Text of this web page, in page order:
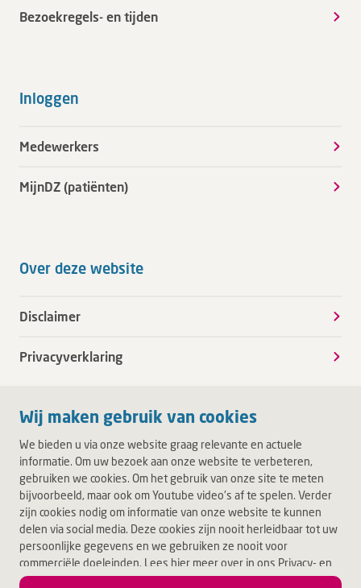
Wij maken gebruik van cookies
We bieden u via onze website graag relevante en actuele
informatie. Om uw bezoek aan onze website te verbeteren,
gebruiken we cookies. Om het gebruik van onze site te meten
bijvoorbeeld, maar ook om Youtube video's af te spelen. Verder
zijn cookies nodig om informatie van onze website te kunnen
delen via social media. Deze cookies zijn nooit herleidbaar tot uw
persoonlijke gegevens en we gebruiken ze nooit voor
commerciële doeleinden. Lees hier meer over in ons Privacy- en
Cookiebeleid. Door op Akkoord te klikken, accepteert u alle
Bezoekregels- en tijden
Inloggen
Medewerkers
MijnDZ (patiënten)
Over deze website
Disclaimer
Privacyverklaring